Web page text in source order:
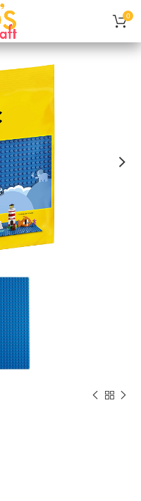
0